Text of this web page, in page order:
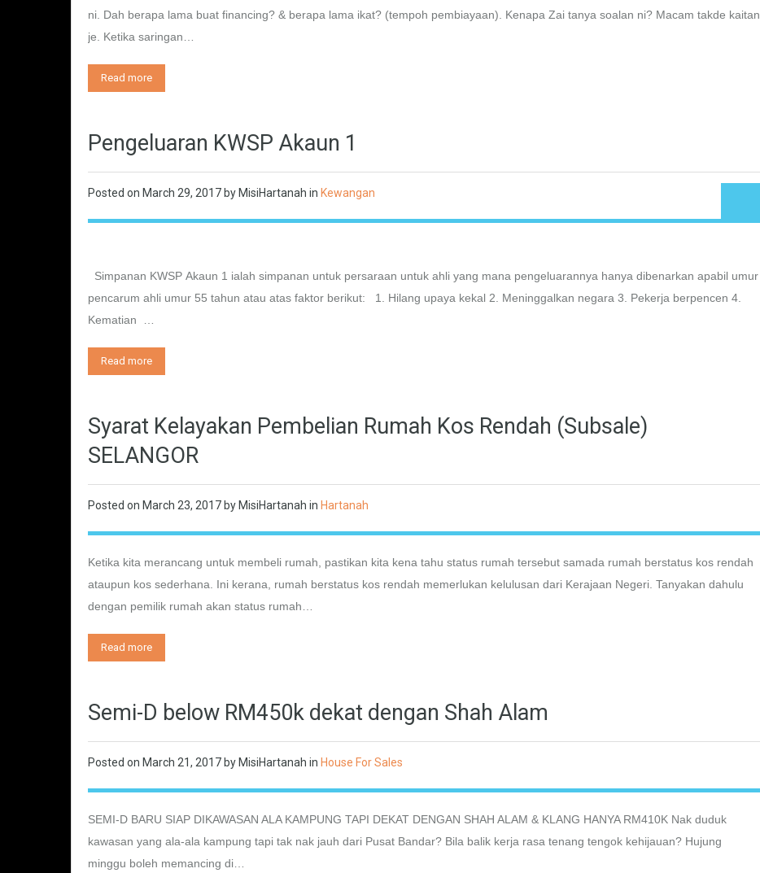
ni. Dah berapa lama buat financing? & berapa lama ikat? (tempoh pembiayaan). Kenapa Zai tanya soalan ni? Macam takde kaitan
je. Ketika saringan…
Read more
Pengeluaran KWSP Akaun 1
Posted on March 29, 2017 by MisiHartanah in Kewangan
Simpanan KWSP Akaun 1 ialah simpanan untuk persaraan untuk ahli yang mana pengeluarannya hanya dibenarkan apabil umur
pencarum ahli umur 55 tahun atau atas faktor berikut: 1. Hilang upaya kekal 2. Meninggalkan negara 3. Pekerja berpencen 4.
Kematian …
Read more
Syarat Kelayakan Pembelian Rumah Kos Rendah (Subsale)
SELANGOR
Posted on March 23, 2017 by MisiHartanah in Hartanah
Ketika kita merancang untuk membeli rumah, pastikan kita kena tahu status rumah tersebut samada rumah berstatus kos rendah
ataupun kos sederhana. Ini kerana, rumah berstatus kos rendah memerlukan kelulusan dari Kerajaan Negeri. Tanyakan dahulu
dengan pemilik rumah akan status rumah…
Read more
Semi-D below RM450k dekat dengan Shah Alam
Posted on March 21, 2017 by MisiHartanah in House For Sales
SEMI-D BARU SIAP DIKAWASAN ALA KAMPUNG TAPI DEKAT DENGAN SHAH ALAM & KLANG HANYA RM410K Nak duduk
kawasan yang ala-ala kampung tapi tak nak jauh dari Pusat Bandar? Bila balik kerja rasa tenang tengok kehijauan? Hujung
minggu boleh memancing di…